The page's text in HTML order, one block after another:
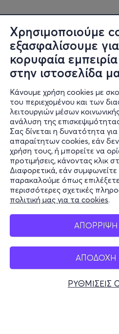
Χρησιμοποιούμε
εξασφαλίσουμε
κορυφαία
στην ιστοσελίδα
Κάνουμε χρήση cookies με
του περιεχομένου και των
λειτουργιών μέσων
ανάλυση της
Σας δίνεται η δυνατότητα
απαραίτητων cookies, εάν
χρήση τους, ή μπορείτε να
προτιμήσεις, κάνοντας κλικ
Διαφορετικά, εάν
παρακαλούμε όπως
περισσότερες σχετικές
πολιτική μας για τα cookies.
ΑΠΟΔΟΧΗ
ΡΥΘΜΙΣΕΙΣ
Πληροφορίες
Υποστήριξη
Stay Connected
Mobile app